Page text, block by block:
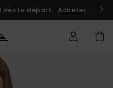
dès le départ. Acheter